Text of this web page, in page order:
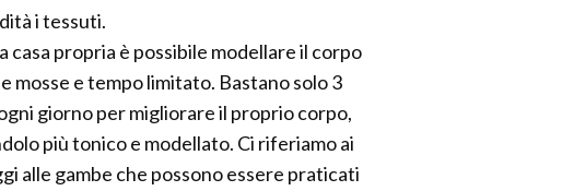
i tessuti.
casa propria è possibile modellare il corpo
mosse e tempo limitato. Bastano solo 3
giorno per migliorare il proprio corpo,
più tonico e modellato. Ci riferiamo ai
alle gambe che possono essere praticati